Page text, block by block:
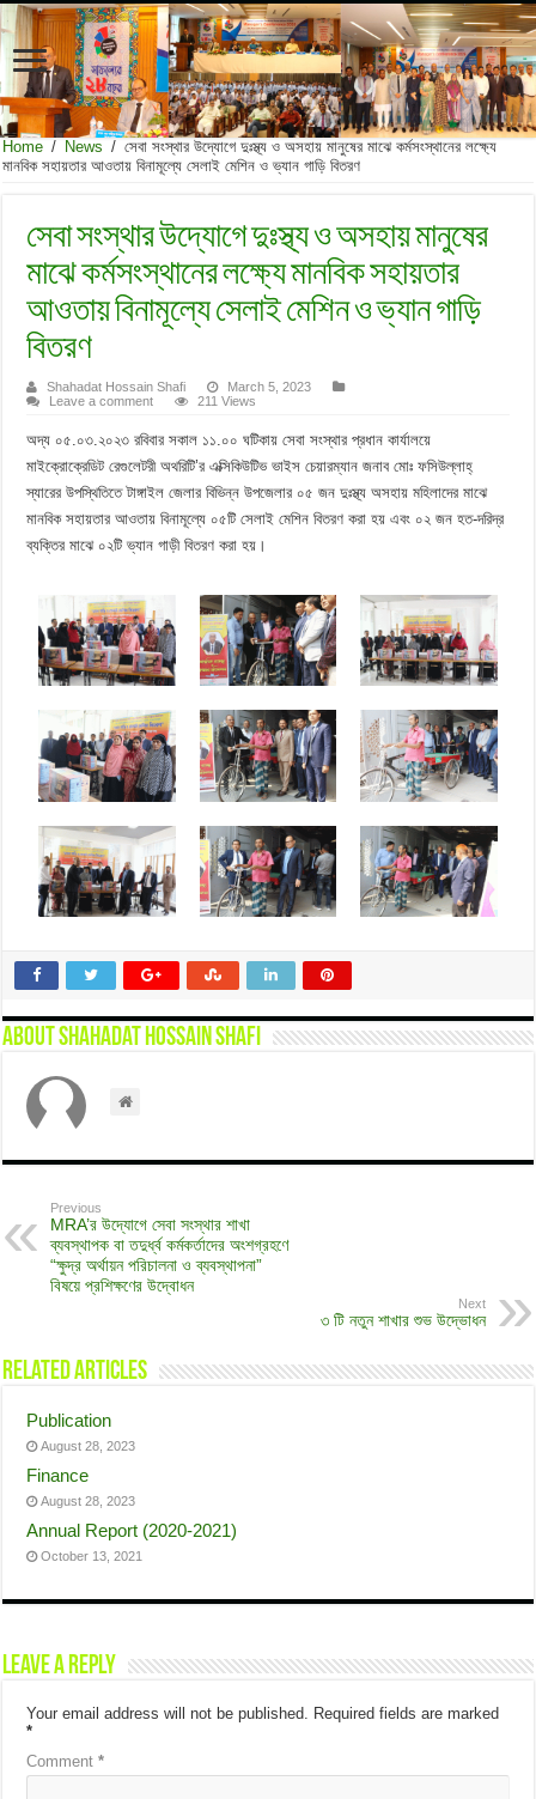
Home / News / সেবা সংস্থার উদ্যোগে দুঃস্থ্য ও অসহায় মানুষের মাঝে কর্মসংস্থানের লক্ষ্যে
মানবিক সহায়তার আওতায় বিনামূল্যে সেলাই মেশিন ও ভ্যান গাড়ি বিতরণ
সেবা সংস্থার উদ্যোগে দুঃস্থ্য ও অসহায় মানুষের
মাঝে কর্মসংস্থানের লক্ষ্যে মানবিক সহায়তার
আওতায় বিনামূল্যে সেলাই মেশিন ও ভ্যান গাড়ি
বিতরণ
Shahadat Hossain Shafi
March 5, 2023
Leave a comment
211 Views
অদ্য ০৫.০৩.২০২৩ রবিবার সকাল ১১.০০ ঘটিকায় সেবা সংস্থার প্রধান কার্যালয়ে
মাইক্রোক্রেডিট রেগুলেটরী অথরিটি’র এক্সিকিউটিভ ভাইস চেয়ারম্যান জনাব মোঃ ফসিউল্লাহ্
স্যারের উপস্থিতিতে টাঙ্গাইল জেলার বিভিন্ন উপজেলার ০৫ জন দুঃস্থ্য অসহায় মহিলাদের মাঝে
মানবিক সহায়তার আওতায় বিনামূল্যে ০৫টি সেলাই মেশিন বিতরণ করা হয় এবং ০২ জন হত-দরিদ্র
ব্যক্তির মাঝে ০২টি ভ্যান গাড়ী বিতরণ করা হয়।
About Shahadat Hossain Shafi
Previous
MRA’র উদ্যোগে সেবা সংস্থার শাখা
ব্যবস্থাপক বা তদুর্ধ্ব কর্মকর্তাদের অংশগ্রহণে
“ক্ষুদ্র অর্থায়ন পরিচালনা ও ব্যবস্থাপনা”
বিষয়ে প্রশিক্ষণের উদ্বোধন
Next
৩ টি নতুন শাখার শুভ উদ্ভোধন
Related Articles
Publication
August 28, 2023
Finance
August 28, 2023
Annual Report (2020-2021)
October 13, 2021
Leave a Reply
Your email address will not be published.
Required fields are marked
*
Comment*